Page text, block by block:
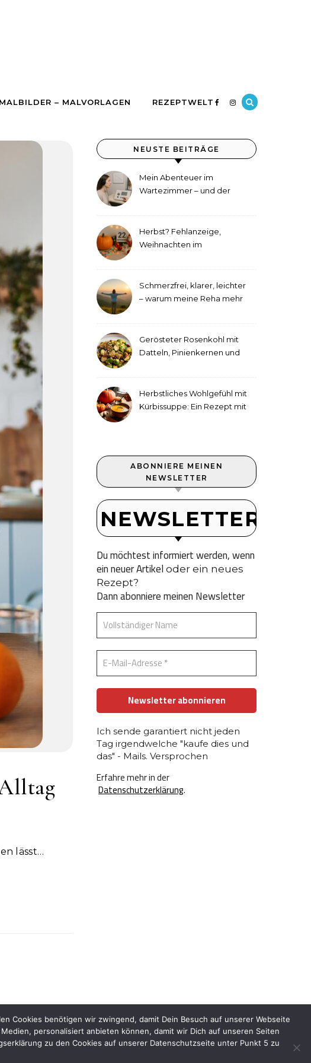
– MALVORLAGEN REZEPTWELT
lässt…
NEUSTE BEITRÄGE
Mein Abenteuer im
Wartezimmer – und der
Herbst? Fehlanzeige,
Weihnachten im
Schmerzfrei, klarer, leichter
– warum meine Reha mehr
Gerösteter Rosenkohl mit
Datteln, Pinienkernen und
Herbstliches Wohlgefühl mit
Kürbissuppe: Ein Rezept mit
ABONNIERE MEINEN
NEWSLETTER
NEWSLETTER
Du möchtest informiert werden, wenn
ein neuer Artikel oder ein neues
Rezept?
Dann abonniere meinen Newsletter
Ich sende garantiert nicht jeden
Tag irgendwelche "kaufe dies und
das" - Mails. Versprochen
Erfahre mehr in der
Datenschutzerklärung.
Kontakt:: Bildnachweise::Datenschutz::Impressum
Cookies benötigen wir zwingend, damit Dein Besuch auf unserer Webseite
personalisiert anbieten können, damit wir Dich auf unseren Seiten
zu den Cookies auf unserer Datenschutzseite unter Punkt 5 zu